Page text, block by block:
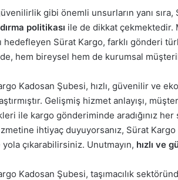
gibi önemli unsurların yanı
politikası ile de dikkat
hedefleyen Sürat Kargo, farklı gönderi
hem bireysel hem de kurumsal
Kadosan Şubesi, hızlı, güvenilir ve
Gelişmiş hizmet anlayışı,
ile kargo gönderiminde aradığınız
ihtiyaç duyuyorsanız, Sürat
çıkarabilirsiniz. Unutmayın, hızlı ve
Kadosan Şubesi, taşımacılık